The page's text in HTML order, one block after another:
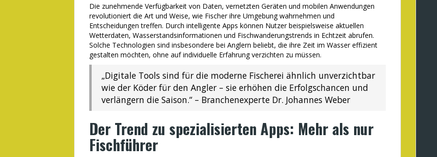
Die zunehmende Verfügbarkeit von Daten, vernetzten Geräten und mobilen Anwendungen
revolutioniert die Art und Weise, wie Fischer ihre Umgebung wahrnehmen und
Entscheidungen treffen. Durch intelligente Apps können Nutzer beispielsweise aktuellen
Wetterdaten, Wasserstandsinformationen und Fischwanderungstrends in Echtzeit abrufen.
Solche Technologien sind insbesondere bei Anglern beliebt, die ihre Zeit im Wasser effizient
gestalten möchten, ohne auf individuelle Erfahrung verzichten zu müssen.
„Digitale Tools sind für die moderne Fischerei ähnlich unverzichtbar
wie der Köder für den Angler – sie erhöhen die Erfolgschancen und
verlängern die Saison.“ – Branchenexperte Dr. Johannes Weber
Der Trend zu spezialisierten Apps: Mehr als nur
Fischführer